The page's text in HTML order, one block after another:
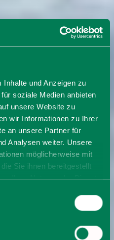
und Anzeigen zu
soziale Medien anbieten
unsere Website zu
wir Informationen zu Ihrer
an unsere Partner für
Analysen weiter. Unsere
möglicherweise mit
Sie ihnen bereitgestellt
Ihrer Nutzung der Dienste
weiterhin nutzen.